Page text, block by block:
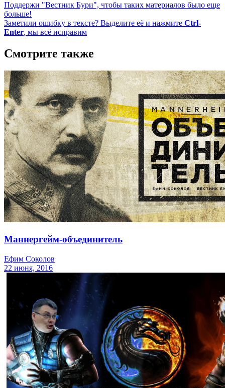
Поддержи "Вестник Бури", чтобы таких материалов было еще
больше!
Заметили ошибку в тексте? Выделите её и нажмите Ctrl-
Enter, мы всё исправим
Смотрите также
Маннергейм-объединитель
Ефим Соколов
22 июня, 2016